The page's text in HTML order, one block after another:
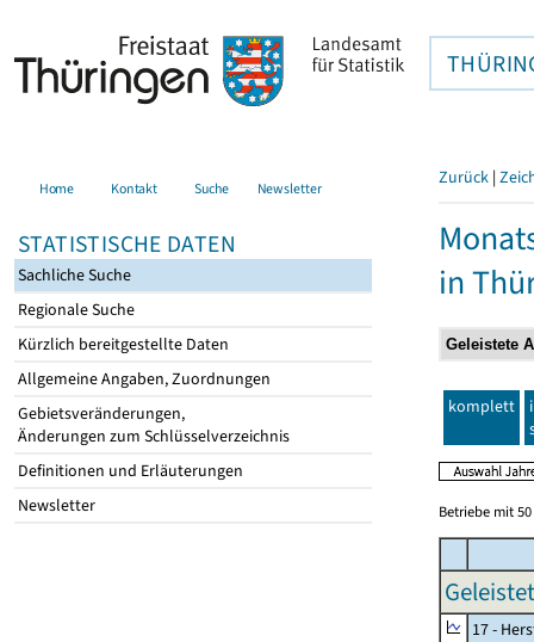
Home Kontakt Suche Newsletter
STATISTISCHE DATEN
Sachliche Suche
Regionale Suche
Kürzlich bereitgestellte Daten
Allgemeine Angaben, Zuordnungen
Gebietsveränderungen,
Änderungen zum Schlüsselverzeichnis
Definitionen und Erläuterungen
Newsletter
Zurück |
in
komplett
Betriebe mit
17 -